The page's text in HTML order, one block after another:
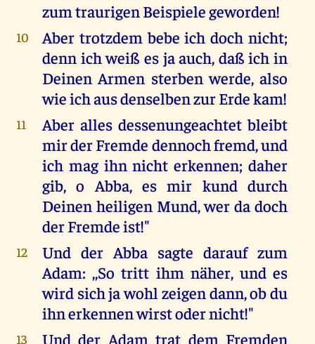
zum traurigen Beispiele geworden!
10
Aber trotzdem bebe ich doch nicht;
denn ich weiß es ja auch, daß ich in
Deinen Armen sterben werde, also
wie ich aus denselben zur Erde kam!
11
Aber alles dessenungeachtet bleibt
mir der Fremde dennoch fremd, und
ich mag ihn nicht erkennen; daher
gib, o Abba, es mir kund durch
Deinen heiligen Mund, wer da doch
der Fremde ist!"
12
Und der Abba sagte darauf zum
Adam: ,,So tritt ihm näher, und es
wird sich ja wohl zeigen dann, ob du
ihn erkennen wirst oder nicht!"
13
Und der Adam trat dem Fremden